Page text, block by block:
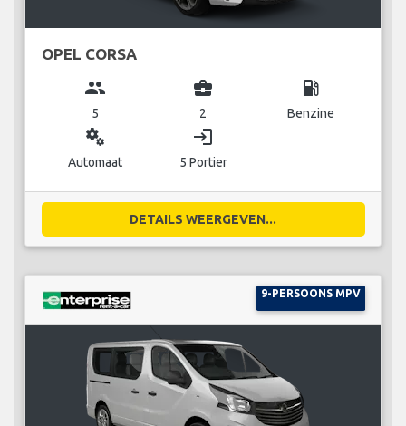
OPEL CORSA
group
5
business_center
2
local_gas_station
Benzine
miscellaneous_services
Automaat
login
5 Portier
DETAILS WEERGEVEN...
9-PERSOONS MPV